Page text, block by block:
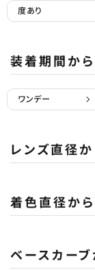
度あり
装着期間か
ワンデー
レンズ直径
着色直径か
ベースカー